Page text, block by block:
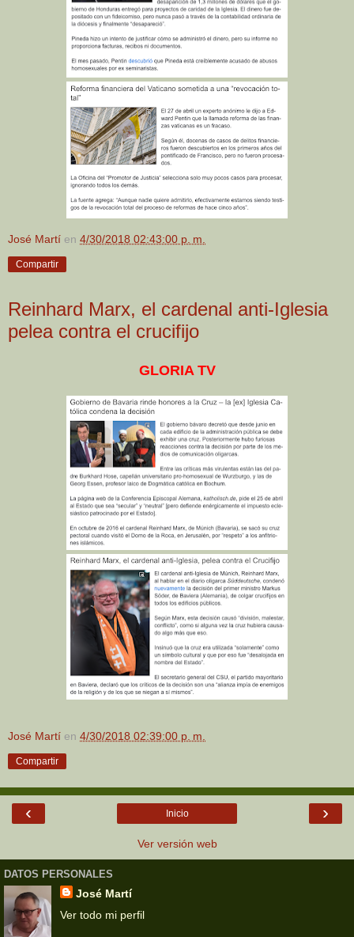
José Martí en 4/30/2018 02:43:00 p. m.
Compartir
Reinhard Marx, el cardenal anti-Iglesia
pelea contra el crucifijo
GLORIA TV
José Martí en 4/30/2018 02:39:00 p. m.
Compartir
‹ ›
Inicio
Ver versión web
DATOS PERSONALES
José Martí
Ver todo mi perfil